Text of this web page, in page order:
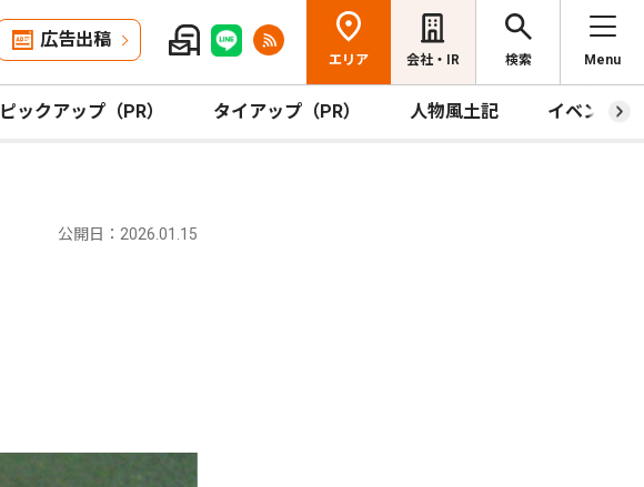
広告出稿
エリア 会社・IR 検索 Menu
ピックアップ（PR） タイアップ（PR） 人物風土記 イベント
公開日：2026.01.15